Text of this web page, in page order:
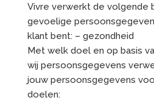
Vivre verwerkt de volgende
gevoelige
klant bent: – gezondheid
Met welk doel en op basis
wij persoonsgegevens
jouw persoonsgegevens
doelen: